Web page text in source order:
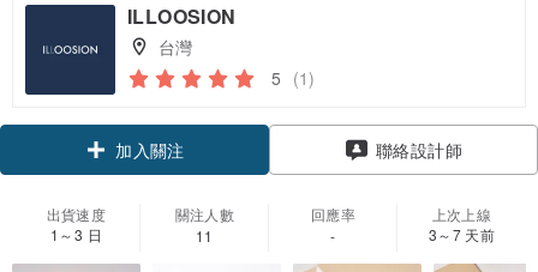
ILLOOSION
台灣
5 (1)
加入關注 聯絡設計師
出貨速度
1～3 日
關注人數
11
回應率
-
上次上線
3～7 天前